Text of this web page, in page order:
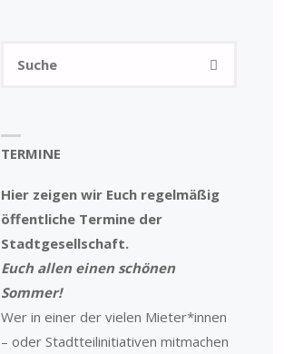
SUCHE
TERMINE
Hier zeigen wir Euch regelmäßig
öffentliche Termine der
Stadtgesellschaft.
Euch allen einen schönen
Sommer!
Wer in einer der vielen Mieter*innen
– oder Stadtteilinitiativen mitmachen